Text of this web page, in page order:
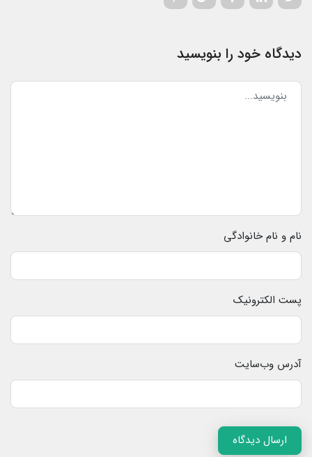
دیدگاه خود را بنویسید
نام و نام خانوادگی
پست الکترونیک
آدرس وب‌سایت
ارسال دیدگاه